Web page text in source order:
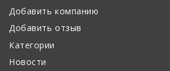
Добавить компанию
Добавить отзыв
Категории
Новости